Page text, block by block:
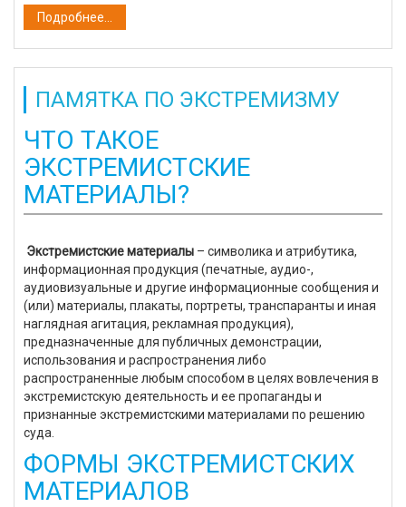
Подробнее...
ПАМЯТКА ПО ЭКСТРЕМИЗМУ
ЧТО ТАКОЕ
ЭКСТРЕМИСТСКИЕ
МАТЕРИАЛЫ?
Экстремистские материалы – символика и атрибутика,
информационная продукция (печатные, аудио-,
аудиовизуальные и другие информационные сообщения и
(или) материалы, плакаты, портреты, транспаранты и иная
наглядная агитация, рекламная продукция),
предназначенные для публичных демонстрации,
использования и распространения либо
распространенные любым способом в целях вовлечения в
экстремистскую деятельность и ее пропаганды и
признанные экстремистскими материалами по решению
суда.
ФОРМЫ ЭКСТРЕМИСТСКИХ
МАТЕРИАЛОВ